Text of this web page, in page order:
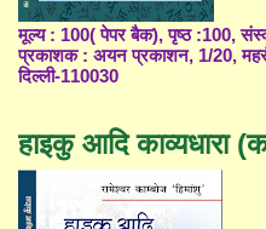
मूल्य : 100( पेपर बैक), पृष्ठ :100,
प्रकाशक : अयन प्रकाशन, 1/20,
दिल्ली-110030
हाइकु आदि काव्यधारा